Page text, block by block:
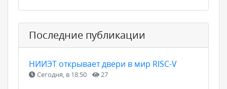
Последние публикации
НИИЭТ открывает двери в мир RISC-V
Сегодня, в 18:50 27